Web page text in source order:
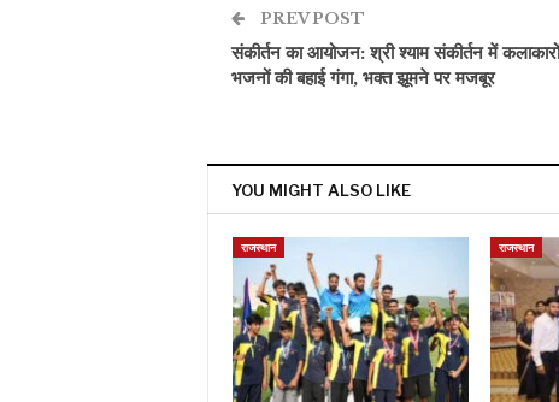
PREV POST
संकीर्तन का आयोजन: श्री श्याम संकीर्तन में
भजनों की बहाई गंगा, भक्त झूमने पर मजबूर
YOU MIGHT ALSO LIKE
राजस्थान राजस्थान